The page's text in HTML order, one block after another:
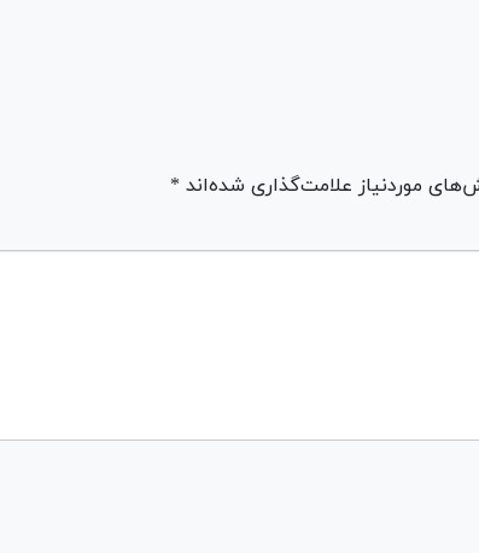
موردنیاز علامت‌گذاری شده‌اند *